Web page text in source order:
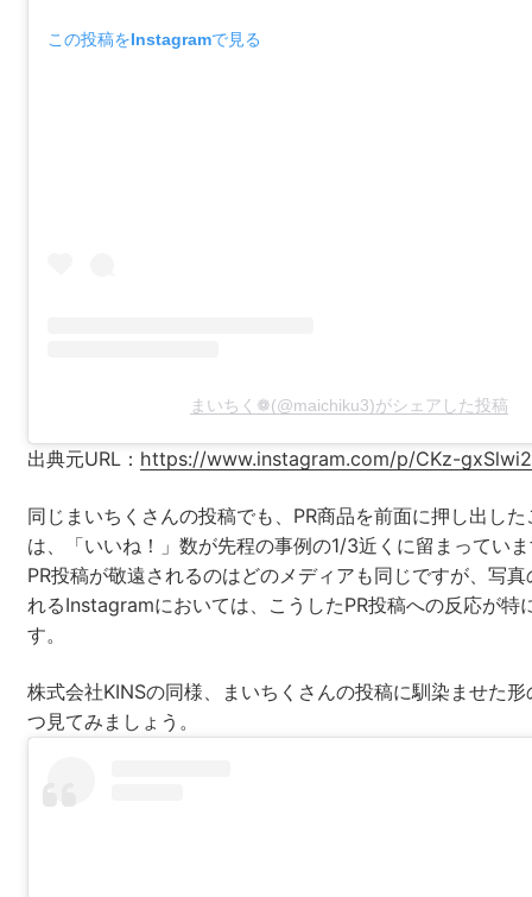
この投稿をInstagramで見る
まいちく❁(@maichiku3)がシェアした投稿
出典元URL： https://www.instagram.com/p/CKz-gxSlwi2
同じまいちくさんの投稿でも、PR商品を前面に押し出し
は、「いいね！」数が先程の事例の1/3近くに留まってい
PR投稿が敬遠されるのはどのメディアも同じですが、写真
れるInstagramにおいては、こうしたPR投稿への反応が特
す。
株式会社KINSの同様、まいちくさんの投稿に馴染ませた
つ見てみましょう。